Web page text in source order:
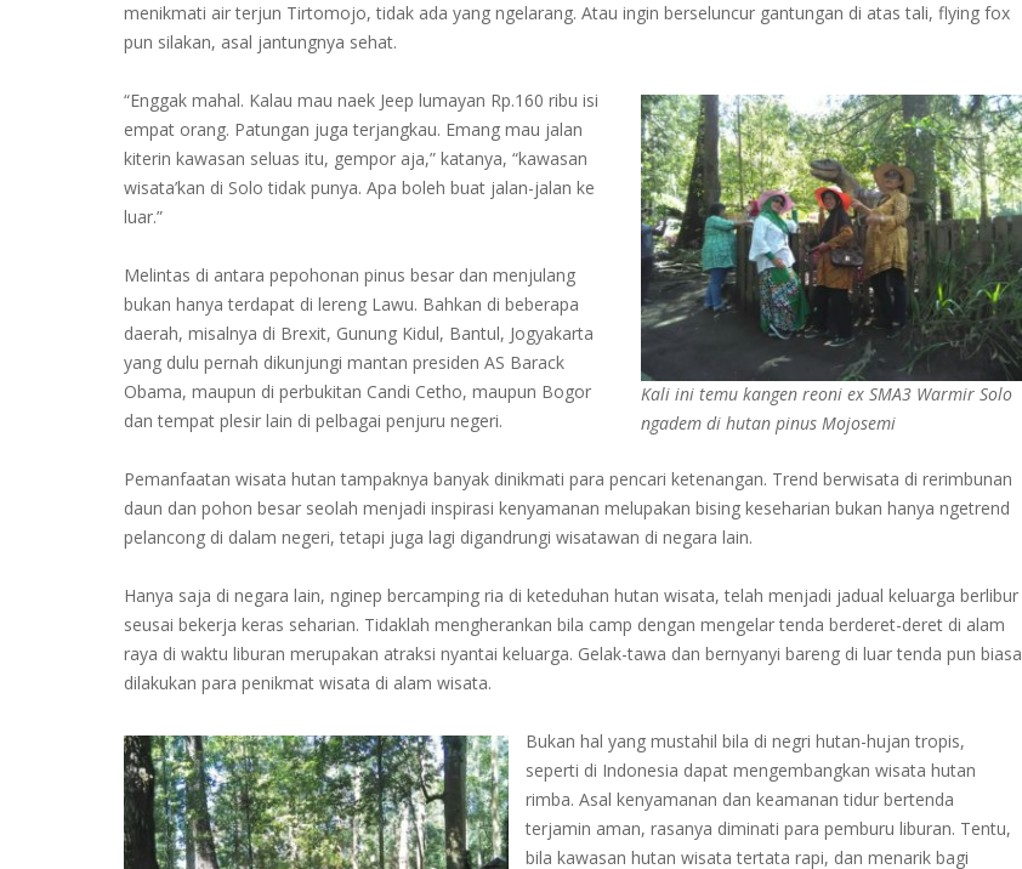
menikmati air terjun Tirtomojo, tidak ada yang ngelarang. Atau ingin berseluncur gantungan di atas tali, flying fox
pun silakan, asal jantungnya sehat.
Kali ini temu kangen reoni ex SMA3 Warmir Solo
ngadem di hutan pinus Mojosemi
“Enggak mahal. Kalau mau naek Jeep lumayan Rp.160 ribu isi
empat orang. Patungan juga terjangkau. Emang mau jalan
kiterin kawasan seluas itu, gempor aja,” katanya, “kawasan
wisata’kan di Solo tidak punya. Apa boleh buat jalan-jalan ke
luar.”
Melintas di antara pepohonan pinus besar dan menjulang
bukan hanya terdapat di lereng Lawu. Bahkan di beberapa
daerah, misalnya di Brexit, Gunung Kidul, Bantul, Jogyakarta
yang dulu pernah dikunjungi mantan presiden AS Barack
Obama, maupun di perbukitan Candi Cetho, maupun Bogor
dan tempat plesir lain di pelbagai penjuru negeri.
Pemanfaatan wisata hutan tampaknya banyak dinikmati para pencari ketenangan. Trend berwisata di rerimbunan
daun dan pohon besar seolah menjadi inspirasi kenyamanan melupakan bising keseharian bukan hanya ngetrend
pelancong di dalam negeri, tetapi juga lagi digandrungi wisatawan di negara lain.
Hanya saja di negara lain, nginep bercamping ria di keteduhan hutan wisata, telah menjadi jadual keluarga berlibur
seusai bekerja keras seharian. Tidaklah mengherankan bila camp dengan mengelar tenda berderet-deret di alam
raya di waktu liburan merupakan atraksi nyantai keluarga. Gelak-tawa dan bernyanyi bareng di luar tenda pun biasa
dilakukan para penikmat wisata di alam wisata.
Bukan hal yang mustahil bila di negri hutan-hujan tropis,
seperti di Indonesia dapat mengembangkan wisata hutan
rimba. Asal kenyamanan dan keamanan tidur bertenda
terjamin aman, rasanya diminati para pemburu liburan. Tentu,
bila kawasan hutan wisata tertata rapi, dan menarik bagi